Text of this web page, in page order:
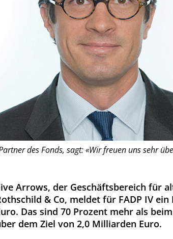
des Fonds, sagt: «Wir freuen uns sehr
Arrows, der Geschäftsbereich für
& Co, meldet für FADP IV
Das sind 70 Prozent mehr als
dem Ziel von 2,0 Milliarden Euro.